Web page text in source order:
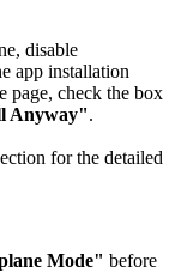
disable
app installation
page, check the box
Anyway".
for the detailed
Mode" before